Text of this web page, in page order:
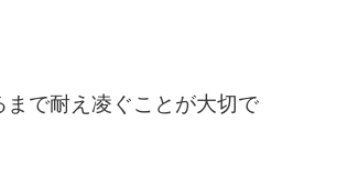
で耐え凌ぐことが大切で